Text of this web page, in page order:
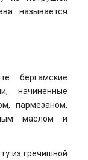
называется
бергамские
начиненные
пармезаном,
маслом и
из гречишной